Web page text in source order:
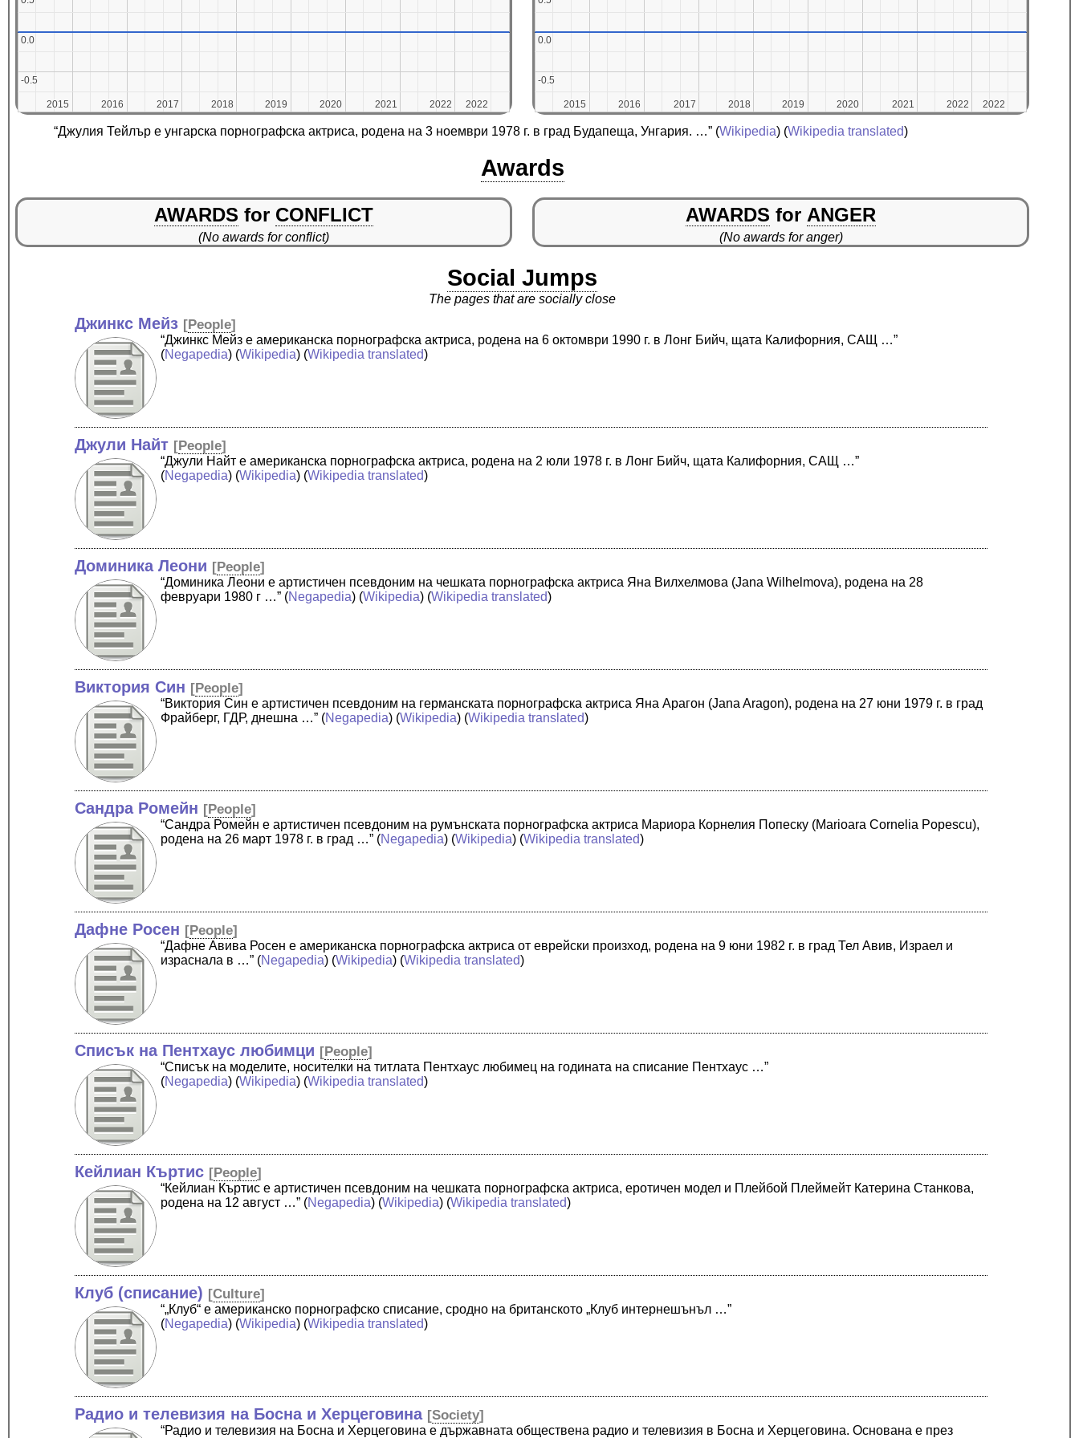
2015
2015 2016
2016 2017
2017 2018
2018 2019
2019 2020
2020 2021
2021 2022
2022 2022
2022
-0.5
-0.5
0.0
0.0
2015
2015 2016
2016 2017
2017 2018
2018 2019
2019 2020
2020 2021
2021 2022
2022 2022
2022
-0.5
-0.5
0.0
0.0
“Джулия Тейлър е унгарска порнографска актриса, родена на 3 ноември 1978 г. в град Будапеща, Унгария. …” (Wikipedia) (Wikipedia translated)
Awards
AWARDS for CONFLICT
(No awards for conflict)
AWARDS for ANGER
(No awards for anger)
Social Jumps
The pages that are socially close
Джинкс Мейз [People]
“Джинкс Мейз е американска порнографска актриса, родена на 6 октомври 1990 г. в Лонг Бийч, щата Калифорния, САЩ …”
(Negapedia) (Wikipedia) (Wikipedia translated)
Джули Найт [People]
“Джули Найт е американска порнографска актриса, родена на 2 юли 1978 г. в Лонг Бийч, щата Калифорния, САЩ …”
(Negapedia) (Wikipedia) (Wikipedia translated)
Доминика Леони [People]
“Доминика Леони е артистичен псевдоним на чешката порнографска актриса Яна Вилхелмова (Jana Wilhelmova), родена на 28
февруари 1980 г …” (Negapedia) (Wikipedia) (Wikipedia translated)
Виктория Син [People]
“Виктория Син е артистичен псевдоним на германската порнографска актриса Яна Арагон (Jana Aragon), родена на 27 юни 1979 г. в град
Фрайберг, ГДР, днешна …” (Negapedia) (Wikipedia) (Wikipedia translated)
Сандра Ромейн [People]
“Сандра Ромейн е артистичен псевдоним на румънската порнографска актриса Мариора Корнелия Попеску (Marioara Cornelia Popescu),
родена на 26 март 1978 г. в град …” (Negapedia) (Wikipedia) (Wikipedia translated)
Дафне Росен [People]
“Дафне Авива Росен е американска порнографска актриса от еврейски произход, родена на 9 юни 1982 г. в град Тел Авив, Израел и
израснала в …” (Negapedia) (Wikipedia) (Wikipedia translated)
Списък на Пентхаус любимци [People]
“Списък на моделите, носителки на титлата Пентхаус любимец на годината на списание Пентхаус …”
(Negapedia) (Wikipedia) (Wikipedia translated)
Кейлиан Къртис [People]
“Кейлиан Къртис е артистичен псевдоним на чешката порнографска актриса, еротичен модел и Плейбой Плеймейт Катерина Станкова,
родена на 12 август …” (Negapedia) (Wikipedia) (Wikipedia translated)
Клуб (списание) [Culture]
“„Клуб“ е американско порнографско списание, сродно на британското „Клуб интернешънъл …”
(Negapedia) (Wikipedia) (Wikipedia translated)
Радио и телевизия на Босна и Херцеговина [Society]
“Радио и телевизия на Босна и Херцеговина е държавната обществена радио и телевизия в Босна и Херцеговина. Основана е през